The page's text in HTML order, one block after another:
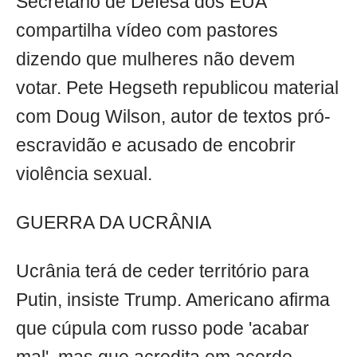
compartilha vídeo com pastores
dizendo que mulheres não devem
votar. Pete Hegseth republicou material
com Doug Wilson, autor de textos pró-
escravidão e acusado de encobrir
violência sexual.
GUERRA DA UCRÂNIA
Ucrânia terá de ceder território para
Putin, insiste Trump. Americano afirma
que cúpula com russo pode 'acabar